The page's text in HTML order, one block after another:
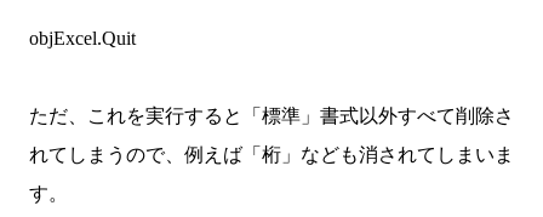
objExcel.Quit
ただ、これを実行すると「標準」書式以外すべて削除さ
れてしまうので、例えば「桁」なども消されてしまいま
す。